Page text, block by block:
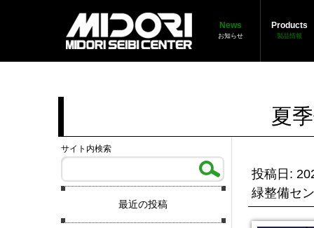
News
お知らせ
Products
製品情報
夏
投稿日:
緑整備セ
サイト内検索
最近の投稿